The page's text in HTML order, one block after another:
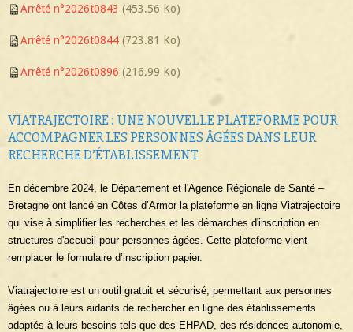
Arrêté n°2026t0843 (453.56 Ko)
Arrêté n°2026t0844 (723.81 Ko)
Arrêté n°2026t0896 (216.99 Ko)
VIATRAJECTOIRE : UNE NOUVELLE PLATEFORME POUR
ACCOMPAGNER LES PERSONNES ÂGÉES DANS LEUR
RECHERCHE D’ÉTABLISSEMENT
En décembre 2024, le Département et l'Agence Régionale de Santé –
Bretagne ont lancé en Côtes d’Armor la plateforme en ligne Viatrajectoire
qui vise à simplifier les recherches et les démarches d'inscription en
structures d'accueil pour personnes âgées. Cette plateforme vient
remplacer le formulaire d’inscription papier.
Viatrajectoire est un outil gratuit et sécurisé, permettant aux personnes
âgées ou à leurs aidants de rechercher en ligne des établissements
adaptés à leurs besoins tels que des EHPAD, des résidences autonomie,